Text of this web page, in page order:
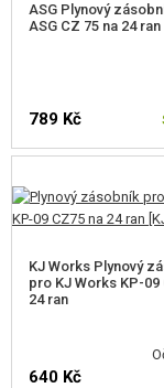
KONTAKT
ASG Plynový
ASG CZ 75 na 24 ran
789 Kč
KJ Works Plynový
pro KJ Works KP-09
24 ran
640 Kč